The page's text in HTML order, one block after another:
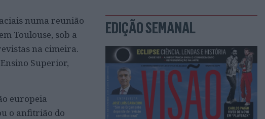
numa reunião
Toulouse, sob a
na cimeira.
Superior,
europeia
o anfitrião do
EDIÇÃO SEMANAL